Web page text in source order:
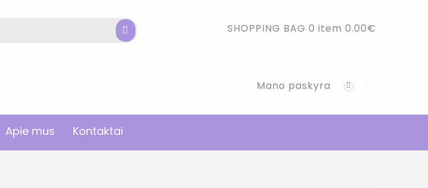
SHOPPING BAG 0 item 0.00€
Mano paskyra
Apie mus Kontaktai